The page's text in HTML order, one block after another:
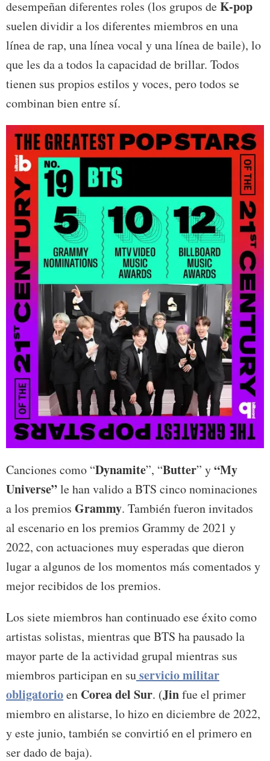
desempeñan diferentes roles (los grupos deK-pop
suelen dividir a los diferentes miembros en una
línea de rap, una línea vocal y una línea de baile), lo
que les da a todos la capacidad de brillar. Todos
tienen sus propios estilos y voces, pero todos se
combinan bien entre sí.
Canciones como “Dynamite”, “Butter” y“My
Universe”le han valido a BTS cinco nominaciones
a los premios Grammy. También fueron invitados
al escenario en los premios Grammy de 2021 y
2022, con actuaciones muy esperadas que dieron
lugar a algunos de los momentos más comentados y
mejor recibidos de los premios.
Los siete miembros han continuado ese éxito como
artistas solistas, mientras que BTS ha pausado la
mayor parte de la actividad grupal mientras sus
miembros participan en suservicio militar
obligatorioen Corea del Sur. (Jinfue el primer
miembro en alistarse, lo hizo en diciembre de 2022,
y este junio, también se convirtió en el primero en
ser dado de baja).